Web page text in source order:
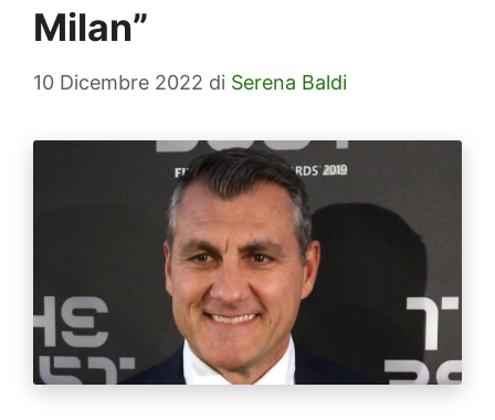
Milan”
10 Dicembre 2022 di Serena Baldi